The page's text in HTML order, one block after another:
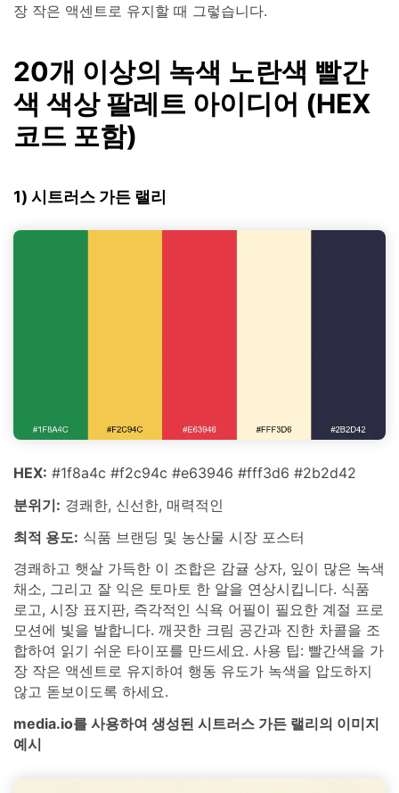
장 작은 액센트로 유지할 때 그렇습니다.
20개 이상의 녹색 노란색 빨간
색 색상 팔레트 아이디어 (HEX
코드 포함)
1) 시트러스 가든 랠리
HEX: #1f8a4c #f2c94c #e63946 #fff3d6 #2b2d42
분위기: 경쾌한, 신선한, 매력적인
최적 용도: 식품 브랜딩 및 농산물 시장 포스터
경쾌하고 햇살 가득한 이 조합은 감귤 상자, 잎이 많은 녹색
채소, 그리고 잘 익은 토마토 한 알을 연상시킵니다. 식품
로고, 시장 표지판, 즉각적인 식욕 어필이 필요한 계절 프로
모션에 빛을 발합니다. 깨끗한 크림 공간과 진한 차콜을 조
합하여 읽기 쉬운 타이포를 만드세요. 사용 팁: 빨간색을 가
장 작은 액센트로 유지하여 행동 유도가 녹색을 압도하지
않고 돋보이도록 하세요.
media.io를 사용하여 생성된 시트러스 가든 랠리의 이미지
예시